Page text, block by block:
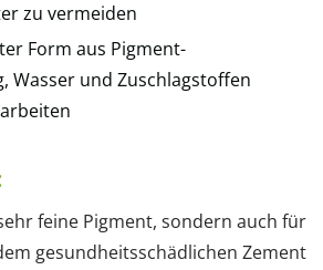
zu vermeiden
Form aus Pigment-
Wasser und Zuschlagstoffen
feine Pigment, sondern auch für
gesundheitsschädlichen Zement